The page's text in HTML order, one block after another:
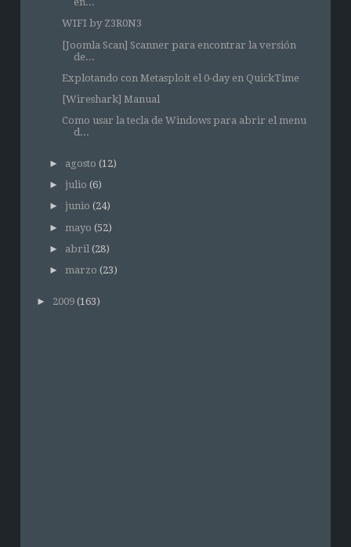
WIFI by Z3R0N3
[Joomla Scan] Scanner para encontrar la versión
de...
Explotando con Metasploit el 0-day en QuickTime
[Wireshark] Manual
Como usar la tecla de Windows para abrir el menu
d...
► agosto (12)
► julio (6)
► junio (24)
► mayo (52)
► abril (28)
► marzo (23)
► 2009 (163)